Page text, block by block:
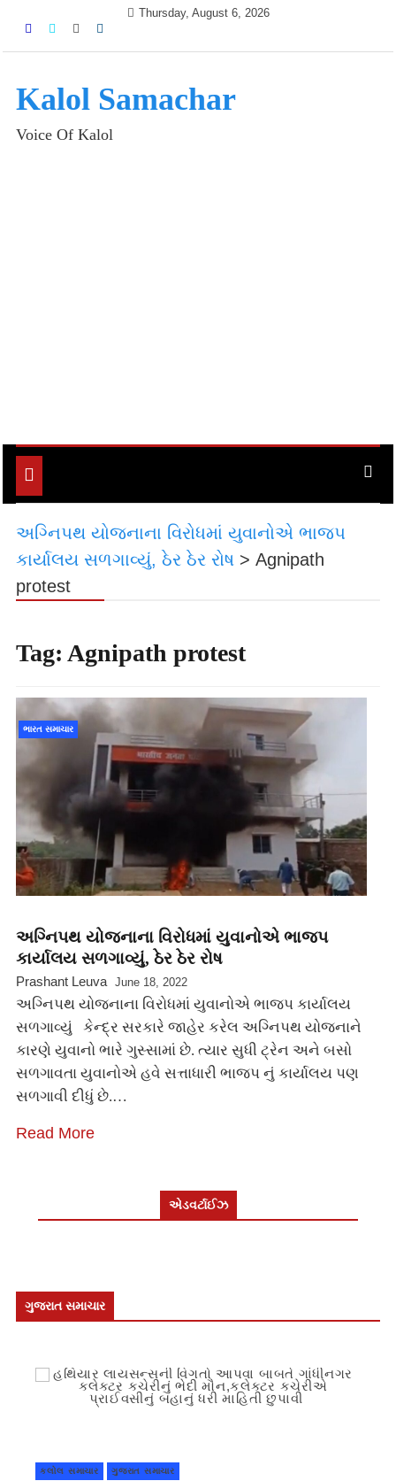
Thursday, August 6, 2026
Kalol Samachar
Voice Of Kalol
Toggle
navigation
અગ્નિપથ યોજનાના વિરોધમાં યુવાનોએ ભાજપ
કાર્યાલય સળગાવ્યું, ઠેર ઠેર રોષ > Agnipath
protest
Tag: Agnipath protest
ભારત સમાચાર
અગ્નિપથ યોજનાના વિરોધમાં યુવાનોએ ભાજપ
કાર્યાલય સળગાવ્યું, ઠેર ઠેર રોષ
Prashant Leuva June 18, 2022
અગ્નિપથ યોજનાના વિરોધમાં યુવાનોએ ભાજપ કાર્યાલય
સળગાવ્યું કેન્દ્ર સરકારે જાહેર કરેલ અગ્નિપથ યોજનાને
કારણે યુવાનો ભારે ગુસ્સામાં છે. ત્યાર સુધી ટ્રેન અને બસો
સળગાવતા યુવાનોએ હવે સત્તાધારી ભાજપ નું કાર્યાલય પણ
સળગાવી દીધું છે.…
Read More
એડવર્ટાઈઝ
ગુજરાત સમાચાર
કલોલ સમાચાર ગુજરાત સમાચાર